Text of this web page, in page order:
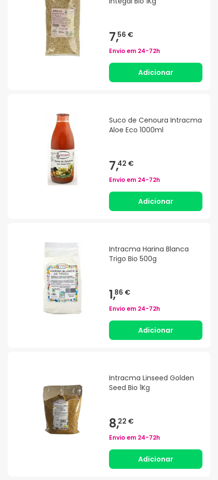
7,56 €
Envio em 24-72h
Adicionar
Suco de Cenoura Intracma
Aloe Eco 1000ml
7,42 €
Envio em 24-72h
Adicionar
Intracma Harina Blanca
Trigo Bio 500g
1,86 €
Envio em 24-72h
Adicionar
Intracma Linseed Golden
Seed Bio 1Kg
8,22 €
Envio em 24-72h
Adicionar